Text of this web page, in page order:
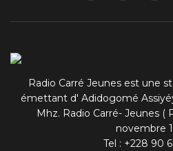
Radio Carré Jeunes est une
émettant d' Adidogomé
Mhz. Radio Carré- Jeunes (
novembre
Tel : +228 90